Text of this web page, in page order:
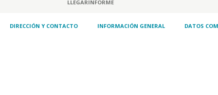
prestacion de servicios relacionados directa
LLEGARINFORME
DIRECCIÓN Y CONTACTO INFORMACIÓN GENERAL DATOS